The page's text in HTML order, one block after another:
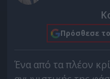
Πρόσθεσε
Ένα από τα πλέον